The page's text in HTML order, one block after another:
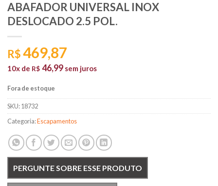
ABAFADOR UNIVERSAL INOX
DESLOCADO 2.5 POL.
R$469,87
10x de R$ 46,99 sem juros
Fora de estoque
SKU:18732
Categoria:Escapamentos
PERGUNTE SOBRE ESSE PRODUTO